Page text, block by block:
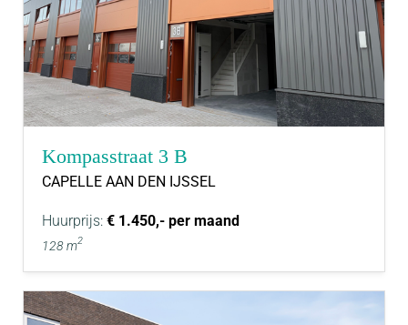
Kompasstraat 3 B
CAPELLE AAN DEN IJSSEL
Huurprijs: € 1.450,- per maand
128 m2